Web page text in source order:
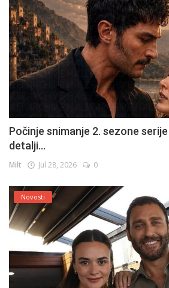
Počinje snimanje 2. sezone
detalji...
Milt Jul 28, 2026 0
Novosti